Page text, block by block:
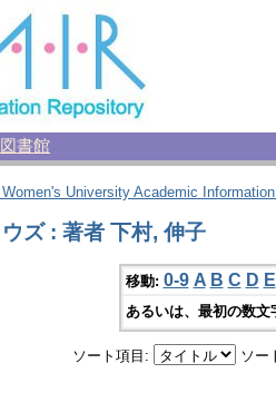
書館
Women's University Academic
ズ : 著者 下村, 伸子
移動: 0-9 A B C D E
あるいは、最初の数
ソート項目: ソー